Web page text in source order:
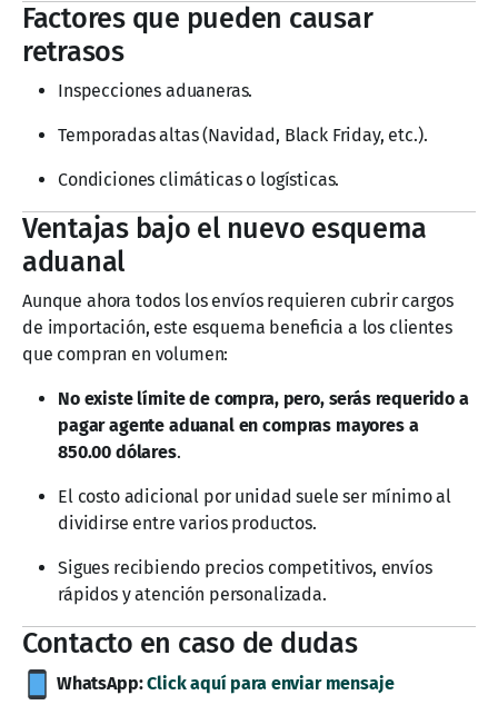
Factores que pueden causar
retrasos
Inspecciones aduaneras.
Temporadas altas (Navidad, Black Friday, etc.).
Condiciones climáticas o logísticas.
Ventajas bajo el nuevo esquema
aduanal
Aunque ahora todos los envíos requieren cubrir cargos
de importación, este esquema beneficia a los clientes
que compran en volumen:
No existe límite de compra, pero, serás requerido a
pagar agente aduanal en compras mayores a
850.00 dólares.
El costo adicional por unidad suele ser mínimo al
dividirse entre varios productos.
Sigues recibiendo precios competitivos, envíos
rápidos y atención personalizada.
Contacto en caso de dudas
WhatsApp:Click aquí para enviar mensaje